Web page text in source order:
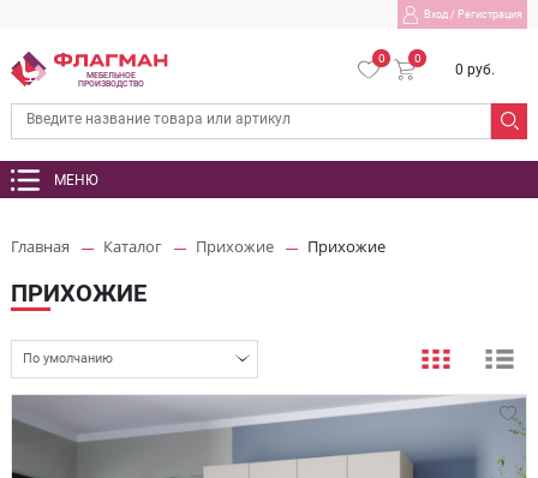
Вход/ Регистрация
МЕБЕЛЬНОЕ
ПРОИЗВОДСТВО
0 0
0 руб.
МЕНЮ
Главная Каталог Прихожие Прихожие
ПРИХОЖИЕ
По умолчанию